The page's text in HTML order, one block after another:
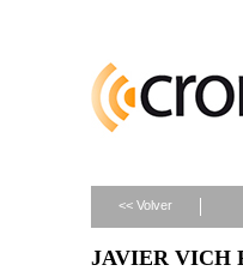
<< Volver
JAVIER VICH